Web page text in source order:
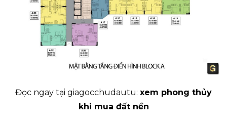
Đọc ngay tại giagocchudautu: xem phong thủy
khi mua đất nền